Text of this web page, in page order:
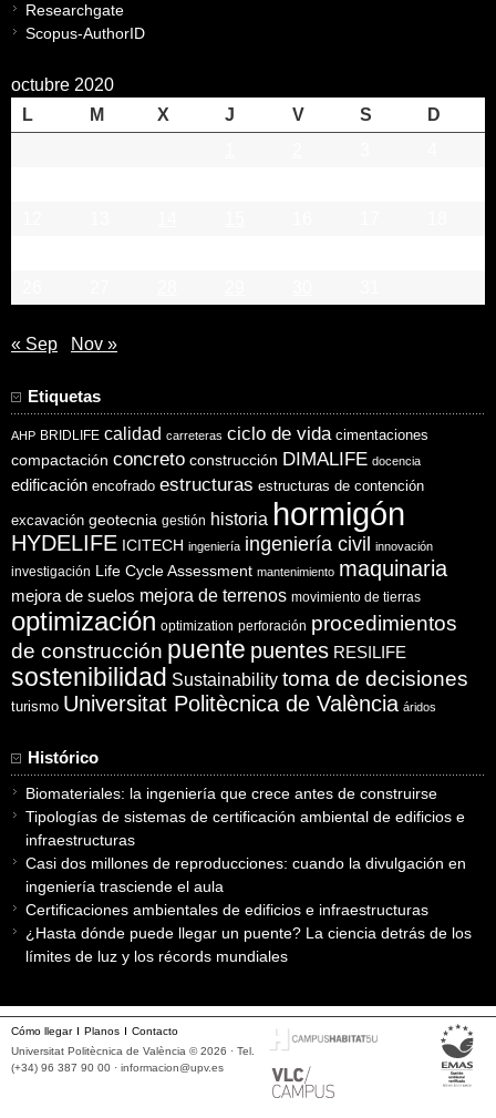
Researchgate
Scopus-AuthorID
octubre 2020
L
M X J V S
D
« Sep Nov »
Etiquetas
AHP BRIDLIFE calidad carreteras ciclo de vida cimentaciones
compactación concreto construcción DIMALIFE docencia
edificación encofrado estructuras estructuras de contención
excavación geotecnia gestión historia hormigón
HYDELIFE ICITECH ingeniería ingeniería civil innovación
investigación Life Cycle Assessment mantenimiento maquinaria
mejora de suelos mejora de terrenos movimiento de tierras
optimización optimization perforación procedimientos
de construcción puente puentes RESILIFE
sostenibilidad Sustainability toma de decisiones
turismo Universitat Politècnica de València áridos
Histórico
Biomateriales: la ingeniería que crece antes de construirse
Tipologías de sistemas de certificación ambiental de edificios e
infraestructuras
Casi dos millones de reproducciones: cuando la divulgación en
ingeniería trasciende el aula
Certificaciones ambientales de edificios e infraestructuras
¿Hasta dónde puede llegar un puente? La ciencia detrás de los
límites de luz y los récords mundiales
Cómo llegar Planos
Contacto
Universitat Politècnica de València © 2026 · Tel.
(+34) 96 387 90 00 · informacion@upv.es